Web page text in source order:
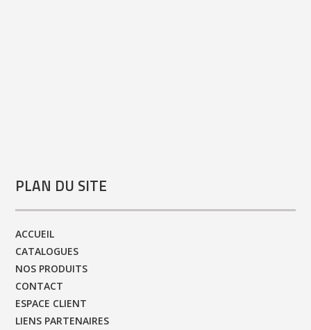
PLAN DU SITE
ACCUEIL
CATALOGUES
NOS PRODUITS
CONTACT
ESPACE CLIENT
LIENS PARTENAIRES